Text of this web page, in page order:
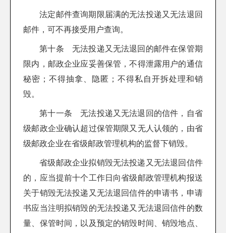
法定邮件查询期限届满的无法投递又无法退回
邮件，可不再接受用户查询。
第十条 无法投递又无法退回的邮件在保管期
限内，邮政企业应妥善保管，不得泄露用户的通信
秘密；不得抽拿、隐匿；不得私自开拆处理和销
毁。
第十一条 无法投递又无法退回的信件，自省
级邮政企业确认超过保管期限又无人认领的，由省
级邮政企业在省级邮政管理机构的监督下销毁。
省级邮政企业拟销毁无法投递又无法退回信件
的，应当提前十个工作日向省级邮政管理机构报送
关于销毁无法投递又无法退回信件的申请书，申请
书应当注明拟销毁的无法投递又无法退回信件的数
量、保管时间，以及预定的销毁时间、销毁地点、